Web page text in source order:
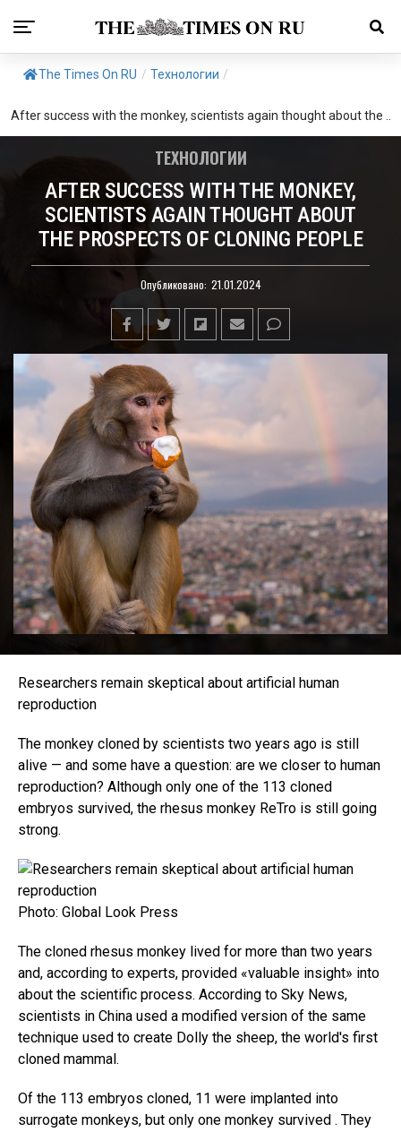
The Times On RU / Технологии /
After success with the monkey, scientists again thought about the ..
ТЕХНОЛОГИИ
AFTER SUCCESS WITH THE MONKEY,
SCIENTISTS AGAIN THOUGHT ABOUT
THE PROSPECTS OF CLONING PEOPLE
Опубликовано: 21.01.2024
Researchers remain skeptical about artificial human
reproduction
The monkey cloned by scientists two years ago is still
alive — and some have a question: are we closer to human
reproduction? Although only one of the 113 cloned
embryos survived, the rhesus monkey ReTro is still going
strong.
Photo: Global Look Press
The cloned rhesus monkey lived for more than two years
and, according to experts, provided «valuable insight» into
about the scientific process. According to Sky News,
scientists in China used a modified version of the same
technique used to create Dolly the sheep, the world's first
cloned mammal.
Of the 113 embryos cloned, 11 were implanted into
surrogate monkeys, but only one monkey survived . They